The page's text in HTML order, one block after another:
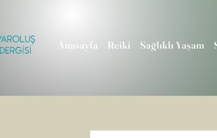
Anasayfa Reiki Sağlıklı Yaşam